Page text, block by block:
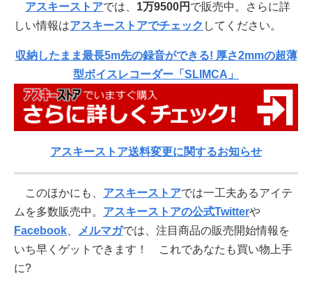
アスキーストアでは、 1万9500円 で販売中。さらに詳
しい情報はアスキーストアでチェック してください。
収納したまま最長5m先の録音ができる! 厚さ2mmの超薄
型ボイスレコーダー「SLIMCA」
アスキーストア送料変更に関するお知らせ
このほかにも、 アスキーストアでは一工夫あるアイテ
ムを多数販売中。 アスキーストアの公式Twitterや
Facebook
メルマガでは、注目商品の販売開始情報を
いち早くゲットできます！ これであなたも買い物上手
に?